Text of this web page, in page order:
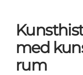
Områder
Planlæg din
CopenPay
Copenhagen
med
rum